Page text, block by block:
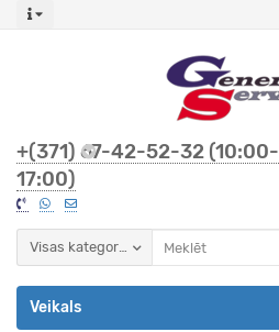
+(371) 67-42-52-32 (10:00-
17:00)
Visas kategorijas
Veikals